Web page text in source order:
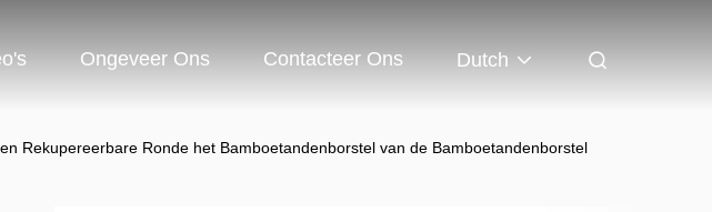
Ongeveer Ons Contacteer Ons Dutch
Rekupereerbare Ronde het Bamboetandenborstel van de Bamboetandenborstel